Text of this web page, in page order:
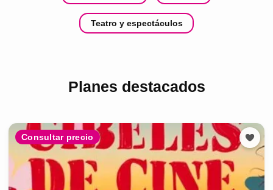
Teatro y espectáculos
Planes destacados
Consultar precio